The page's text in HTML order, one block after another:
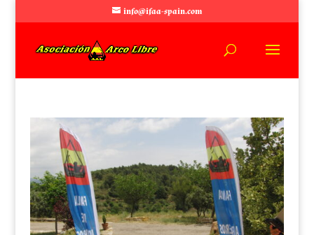
info@ifaa-spain.com